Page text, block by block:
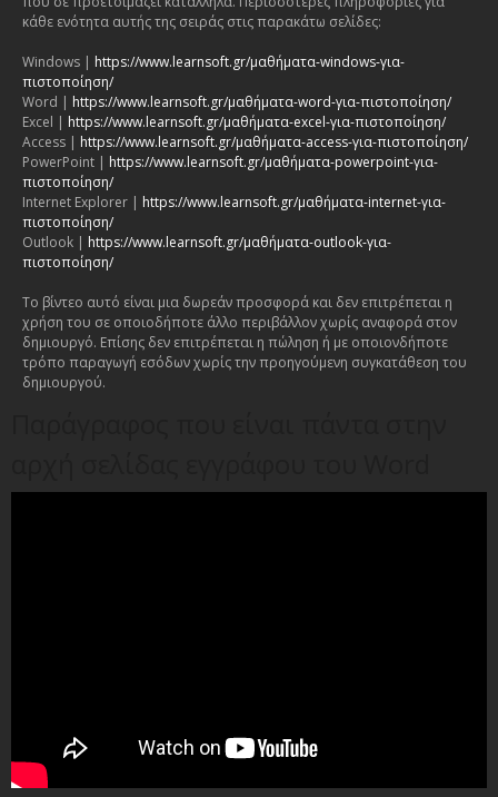
κάθε ενότητα αυτής της σειράς στις παρακάτω σελίδες:
Windows | https://www.learnsoft.gr/μαθήματα-windows-για-
πιστοποίηση/
Word | https://www.learnsoft.gr/μαθήματα-word-για-πιστοποίηση/
Excel | https://www.learnsoft.gr/μαθήματα-excel-για-πιστοποίηση/
Access | https://www.learnsoft.gr/μαθήματα-access-για-πιστοποίηση/
PowerPoint | https://www.learnsoft.gr/μαθήματα-powerpoint-για-
πιστοποίηση/
Internet Explorer | https://www.learnsoft.gr/μαθήματα-internet-για-
πιστοποίηση/
Outlook | https://www.learnsoft.gr/μαθήματα-outlook-για-
πιστοποίηση/
Το βίντεο αυτό είναι μια δωρεάν προσφορά και δεν επιτρέπεται η
χρήση του σε οποιοδήποτε άλλο περιβάλλον χωρίς αναφορά στον
δημιουργό. Επίσης δεν επιτρέπεται η πώληση ή με οποιονδήποτε
τρόπο παραγωγή εσόδων χωρίς την προηγούμενη συγκατάθεση του
δημιουργού.